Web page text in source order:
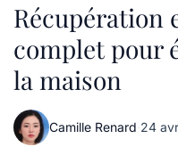
Récupération
complet pour
la maison
Camille Renard·24